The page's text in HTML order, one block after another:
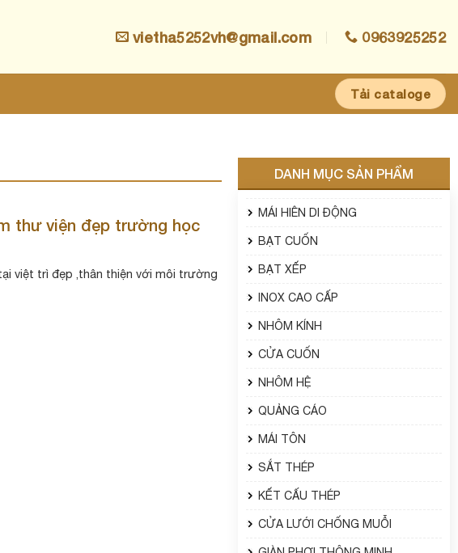
vietha5252vh@gmail.com 0963925252
Tải cataloge
thư viện đẹp trường học
việt trì đẹp ,thân thiện với môi trường
DANH MỤC SẢN PHẨM
MÁI HIÊN DI ĐỘNG
BẠT CUỐN
BẠT XẾP
INOX CAO CẤP
NHÔM KÍNH
CỬA CUỐN
NHÔM HỆ
QUẢNG CÁO
MÁI TÔN
SẮT THÉP
KẾT CẤU THÉP
CỬA LƯỚI CHỐNG MUỖI